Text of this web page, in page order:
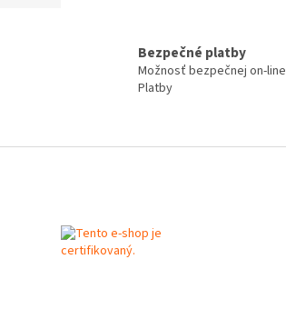
Bezpečné platby
Možnosť bezpečnej on-line
Platby